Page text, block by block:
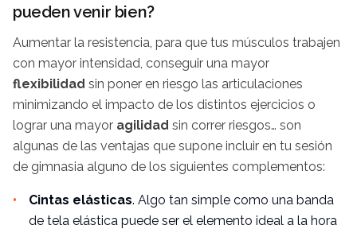
pueden venir bien?
Aumentar la resistencia, para que tus músculos trabajen
con mayor intensidad, conseguir una mayor
flexibilidad sin poner en riesgo las articulaciones
minimizando el impacto de los distintos ejercicios o
lograr una mayor agilidad sin correr riesgos… son
algunas de las ventajas que supone incluir en tu sesión
de gimnasia alguno de los siguientes complementos:
Cintas elásticas. Algo tan simple como una banda
de tela elástica puede ser el elemento ideal a la hora